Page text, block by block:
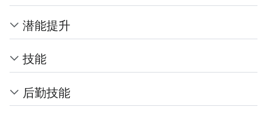
潜能提升
技能
后勤技能